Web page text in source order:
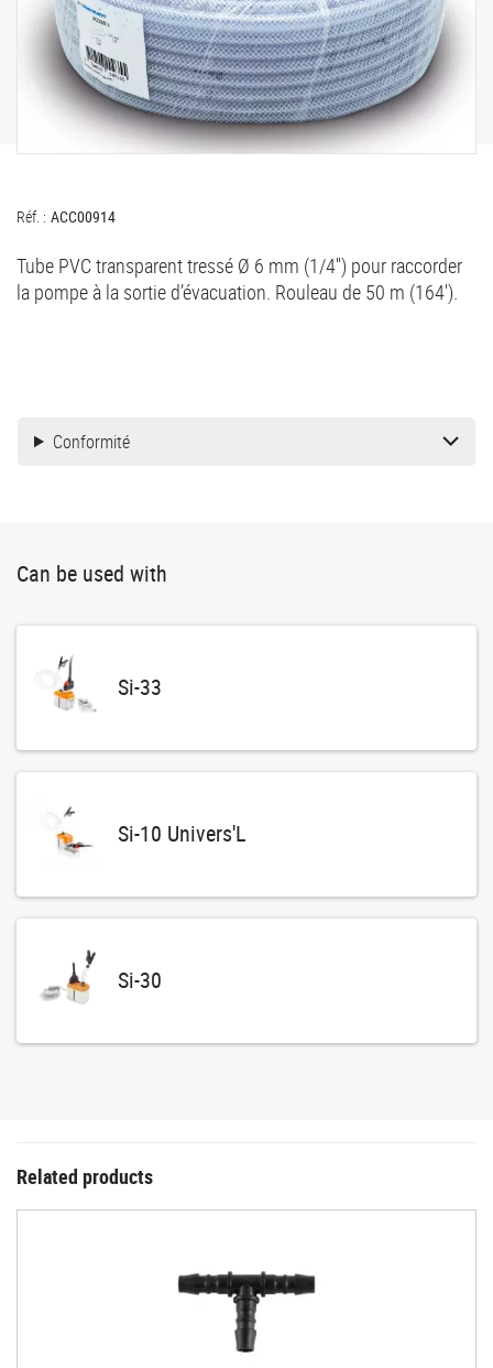
Réf. : ACC00914
Tube PVC transparent tressé Ø 6 mm (1/4'') pour raccorder
la pompe à la sortie d’évacuation. Rouleau de 50 m (164').
Conformité
Can be used with
Si-33
Si-10 Univers'L
Si-30
Related products